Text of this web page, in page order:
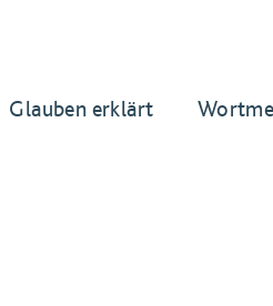
Glauben erklärt